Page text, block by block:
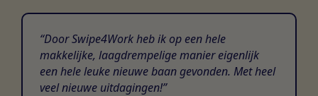
Door Swipe4Work heb ik op een hele
makkelijke, laagdrempelige manier eigenlijk
een hele leuke nieuwe baan gevonden. Met heel
veel nieuwe uitdagingen!